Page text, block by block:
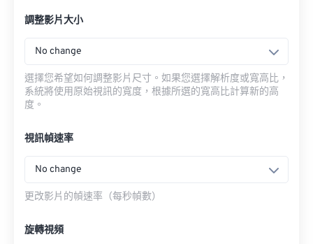
調整影片大小
No change
選擇您希望如何調整影片尺寸。如果您選擇解析度或寬高比，
系統將使用原始視訊的寬度，根據所選的寬高比計算新的高
度。
視訊幀速率
No change
更改影片的幀速率（每秒幀數）
旋轉視頻